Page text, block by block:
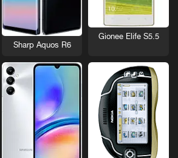
Gionee Elife S5.5
Sharp Aquos R6